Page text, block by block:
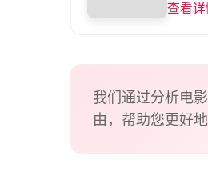
查看
我们通过分析电
由，帮助您更好